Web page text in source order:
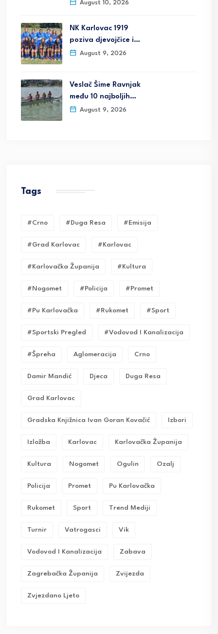
August 10, 2026
NK Karlovac 1919
poziva djevojčice i…
August 9, 2026
Veslač Šime Ravnjak
među 10 najboljih…
August 9, 2026
Tags
#crno #duga Resa #emisija
#grad Karlovac #karlovac
#karlovačka Županija #kultura
#nogomet #policija #promet
#pu Karlovačka #rukomet #sport
#sportski Pregled #vodovod I Kanalizacija
#Špreha Aglomeracija Crno
Damir Mandić Djeca Duga Resa
Grad Karlovac
Gradska Knjižnica Ivan Goran Kovačić Izbori
Izložba Karlovac Karlovačka Županija
Kultura Nogomet Ogulin Ozalj
Policija Promet Pu Karlovačka
Rukomet Sport Trend Mediji
Turnir Vatrogasci Vik
Vodovod I Kanalizacija Zabava
Zagrebačka Županija Zvijezda
Zvjezdano Ljeto